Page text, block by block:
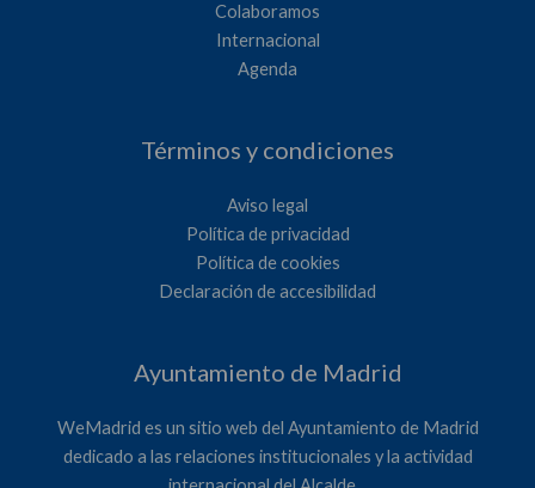
Colaboramos
Internacional
Agenda
Términos y condiciones
Aviso legal
Política de privacidad
Política de cookies
Declaración de accesibilidad
Ayuntamiento de Madrid
WeMadrid es un sitio web del Ayuntamiento de Madrid
dedicado a las relaciones institucionales y la actividad